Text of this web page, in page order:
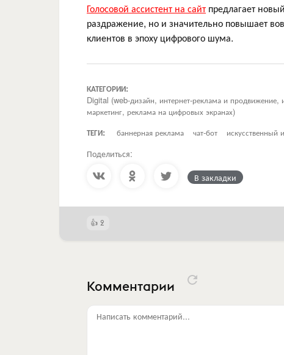
Голосовой ассистент на сайт предлагает
раздражение, но и значительно повышает
клиентов в эпоху цифрового шума.
КАТЕГОРИИ:
Digital (web-дизайн, интернет-реклама и
маркетинг, реклама на цифровых экранах)
ТЕГИ:
баннерная реклама чат-бот искусственный
Поделиться:
В закладки
2
Комментарии
Написать комментарий...